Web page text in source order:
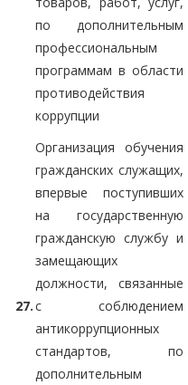
по дополнительным
профессиональным
программам в области
противодействия
коррупции
27.
Организация обучения
гражданских служащих,
впервые поступивших
на государственную
гражданскую службу и
замещающих
должности, связанные
с соблюдением
антикоррупционных
стандартов, по
дополнительным